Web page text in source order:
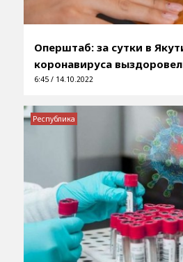
Оперштаб: за сутки в
коронавируса
6:45 / 14.10.2022
Республика